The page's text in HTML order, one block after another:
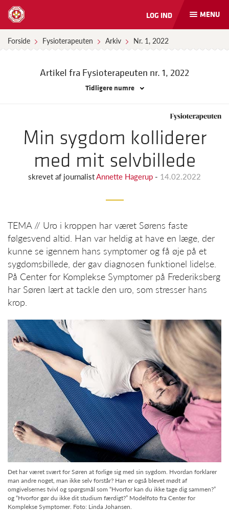
Åbn
og
MENU
LOG IND
Forside Fysioterapeuten Arkiv Nr. 1, 2022
Artikel fra Fysioterapeuten nr. 1, 2022
Tidligere numre
Min sygdom kolliderer
med mit selvbillede
skrevet af journalistAnnette Hagerup - 14.02.2022
TEMA // Uro i kroppen har været Sørens faste
følgesvend altid. Han var heldig at have en læge, der
kunne se igennem hans symptomer og få øje på et
sygdomsbillede, der gav diagnosen funktionel lidelse.
På Center for Komplekse Symptomer på Frederiksberg
har Søren lært at tackle den uro, som stresser hans
krop.
Det har været svært for Søren at forlige sig med sin sygdom. Hvordan forklarer
man andre noget, man ikke selv forstår? Han er også blevet mødt af
omgivelsernes tvivl og spørgsmål som “Hvorfor kan du ikke tage dig sammen?”
og “Hvorfor gør du ikke dit studium færdigt?” Modelfoto fra Center for
Komplekse Symptomer. Foto: Linda Johansen.